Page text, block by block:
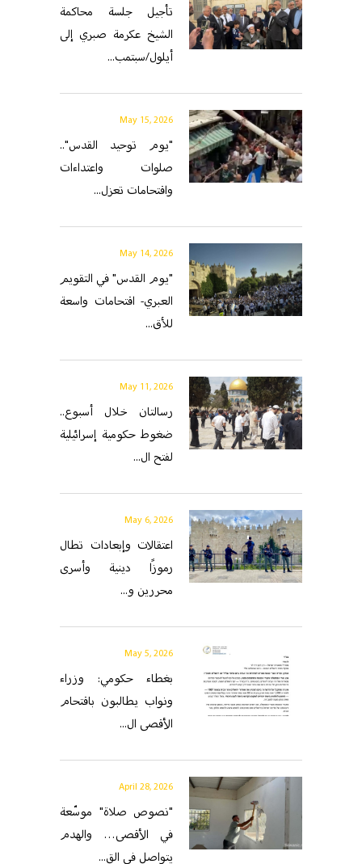
تأجيل جلسة محاكمة
الشيخ عكرمة صبري إلى
أيلول/سبتمب...
May 15, 2026
"يوم توحيد القدس"..
صلوات واعتداءات
واقتحامات تعزل...
May 14, 2026
"يوم القدس" في التقويم
العبري- اقتحامات واسعة
للأق...
May 11, 2026
رسالتان خلال أسبوع..
ضغوط حكومية إسرائيلية
لفتح ال...
May 6, 2026
اعتقالات وإبعادات تطال
رموزًا دينية وأسرى
محررين و...
May 5, 2026
بغطاء حكومي: وزراء
ونواب يطالبون باقتحام
الأقصى ال...
April 28, 2026
"نصوص صلاة" موسّعة
في الأقصى… والهدم
يتواصل في الق...